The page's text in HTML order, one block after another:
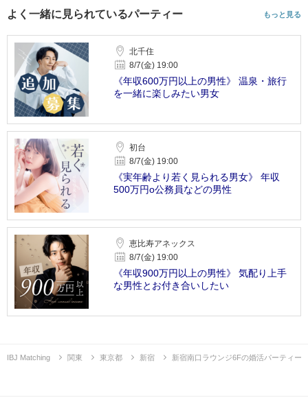
よく一緒に見られているパーティー もっと見る
北千住
8/7(金) 19:00
《年収600万円以上の男性》 温泉・旅行
を一緒に楽しみたい男女
初台
8/7(金) 19:00
《実年齢より若く見られる男女》 年収
500万円o公務員などの男性
恵比寿アネックス
8/7(金) 19:00
《年収900万円以上の男性》 気配り上手
な男性とお付き合いしたい
IBJ Matching 関東 東京都 新宿 新宿南口ラウンジ6Fの婚活パーティー